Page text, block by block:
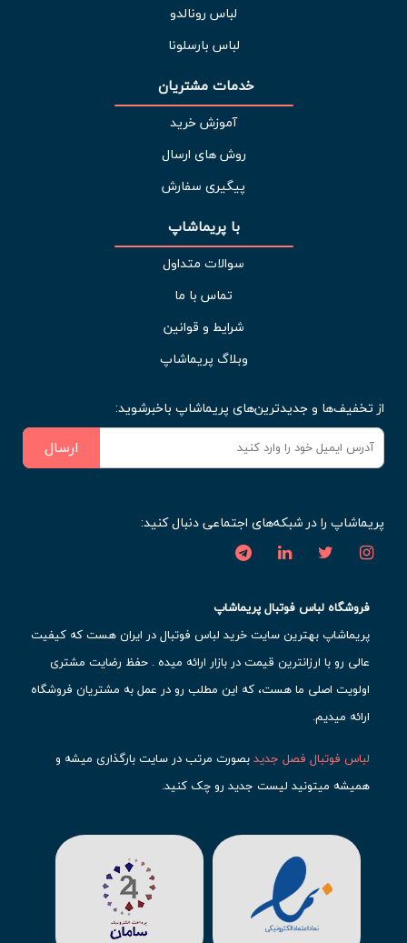
لباس رونالدو
لباس بارسلونا
خدمات مشتریان
آموزش خرید
روش های ارسال
پیگیری سفارش
با پریماشاپ
سوالات متداول
تماس با ما
شرایط و قوانین
وبلاگ پریماشاپ
از تخفیف‌ها و جدیدترین‌های پریماشاپ باخبرشوید:
ارسال
پریماشاپ را در شبکه‌های اجتماعی دنبال کنید:
فروشگاه لباس فوتبال پریماشاپ
پریماشاپ بهترین سایت خرید لباس فوتبال در ایران هست که کیفیت
عالی رو با ارزانترین قیمت در بازار ارائه میده . حفظ رضایت مشتری
اولویت اصلی ما هست، که این مطلب رو در عمل به مشتریان فروشگاه
ارائه میدیم.
لباس فوتبال فصل جدیدبصورت مرتب در سایت بارگذاری میشه و
همیشه میتونید لیست جدید رو چک کنید.
حتما مشاهده کنید که قطعا برای تیم های مطرح دنیای فوتبال، تعداد
بیشتری محصول موجود میشه. این مورد شامل
لباس رئال مادرید
لباس اینتر میامی لباس منچستر سیتی
آث میلان میشه.